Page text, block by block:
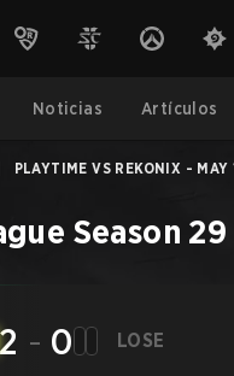
Noticias Artículos
PLAYTIME VS REKONIX -
Season
- 0 LOSE